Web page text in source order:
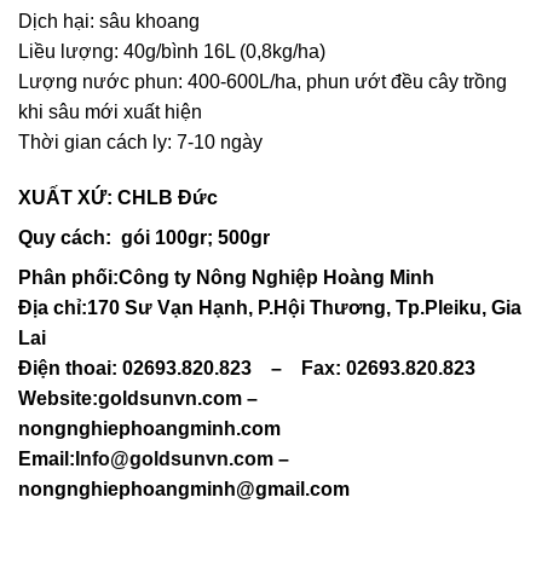
Dịch hại: sâu khoang
Liều lượng: 40g/bình 16L (0,8kg/ha)
Lượng nước phun: 400-600L/ha, phun ướt đều cây trồng
khi sâu mới xuất hiện
Thời gian cách ly: 7-10 ngày
XUẤT XỨ: CHLB Đức
Quy cách: gói 100gr; 500gr
Phân phối:Công ty Nông Nghiệp Hoàng Minh
Địa chỉ:170 Sư Vạn Hạnh, P.Hội Thương, Tp.Pleiku, Gia
Lai
Điện thoai: 02693.820.823 – Fax: 02693.820.823
Website:goldsunvn.com –
nongnghiephoangminh.com
Email: Info@goldsunvn.com –
nongnghiephoangminh@gmail.com